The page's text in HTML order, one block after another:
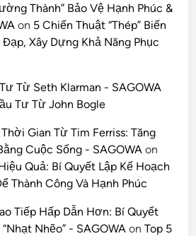
Thành” Bảo Vệ Hạnh Phúc &
on 5 Chiến Thuật “Thép” Biến
Xây Dựng Khả Năng Phục
Từ Seth Klarman - SAGOWA
Tư Từ John Bogle
Gian Từ Tim Ferriss: Tăng
Cuộc Sống - SAGOWA on
Quả: Bí Quyết Lập Kế Hoạch
Thành Công Và Hạnh Phúc
Tiếp Hấp Dẫn Hơn: Bí Quyết
Nhẽo” - SAGOWA onTop 5